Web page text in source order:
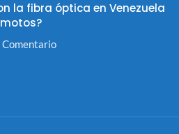
la fibra óptica en Venezuela
Comentario